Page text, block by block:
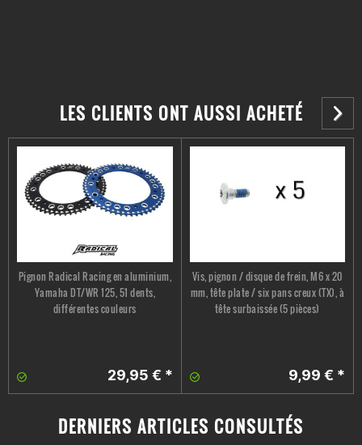
LES CLIENTS ONT AUSSI ACHETÉ
Pignon Radical Racing en aluminium,
Yamaha DT/WR 125, 51 dents,
différentes couleurs
29,95 € *
Vis, pignon / disque de frein, M6 x 20
mm, tête plate / six pans creux (TX), à
tête surbaissée (5 pièces)
9,99 € *
DERNIERS ARTICLES CONSULTÉS